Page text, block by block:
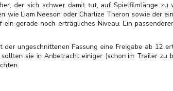
der sich schwer damit tut, auf Spielfilmlänge
wie Liam Neeson oder Charlize Theron sowie der
gerade noch erträgliches Niveau. Ein
der ungeschnittenen Fassung eine Freigabe ab 12
sie in Anbetracht einiger (schon im Trailer zu